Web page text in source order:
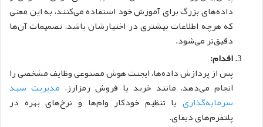
داده‌های بزرگ برای آموزش خود استفاده می‌کنند، به این معنی
که هرچه اطلاعات بیشتری در اختیارشان باشد، تصمیمات آن‌ها
دقیق‌تر می‌شود.
اقدام:
پس از پردازش داده‌ها، ایجنت هوش مصنوعی وظایف مشخصی را
انجام می‌دهد، مانند خرید یا فروش رمزارز، مدیریت سبد
سرمایه‌گذاری یا تنظیم خودکار وام‌ها و نرخ‌های بهره در
پلتفرم‌های دیفای.